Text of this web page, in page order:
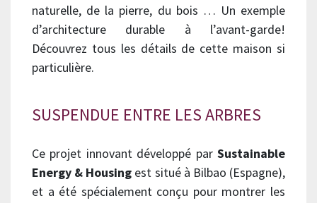
naturelle, de la pierre, du bois … Un exemple
d’architecture durable à l’avant-garde!
Découvrez tous les détails de cette maison si
particulière.
SUSPENDUE ENTRE LES ARBRES
Ce projet innovant développé par Sustainable
Energy & Housing est situé à Bilbao (Espagne),
et a été spécialement conçu pour montrer les